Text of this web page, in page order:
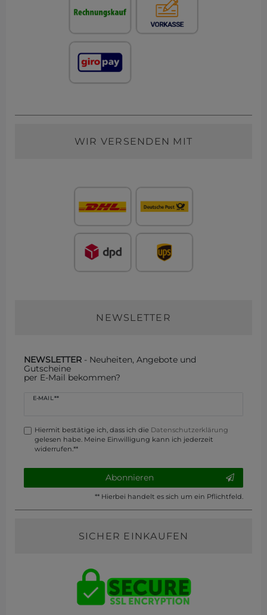
WIR VERSENDEN MIT
NEWSLETTER
NEWSLETTER - Neuheiten, Angebote und
Gutscheine
per E-Mail bekommen?
E-MAIL **
Newsletter
Hiermit bestätige ich, dass ich die Daten­schutz­erklärung
gelesen habe. Meine Einwilligung kann ich jederzeit
widerrufen.**
Abonnieren
** Hierbei handelt es sich um ein Pflichtfeld.
SICHER EINKAUFEN